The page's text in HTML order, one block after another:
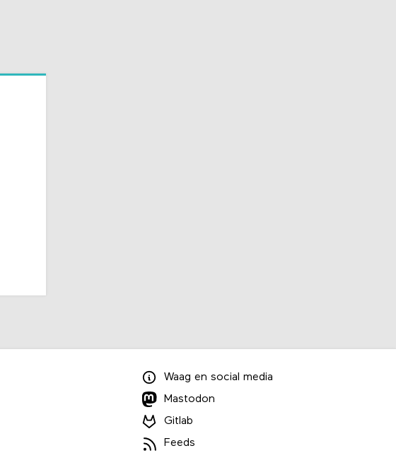
Waag en social media
Mastodon
Gitlab
Feeds